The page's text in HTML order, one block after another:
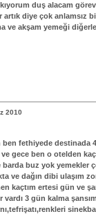
duş alacam
diye çok anlamsız
akşam yemeği
2010
fethiyede destinada
ve gece ben o otelden
barda buz yok yemekler
ve dağın dibi ulaşım
kaçtım ertesi gün ve
3 gün kalma